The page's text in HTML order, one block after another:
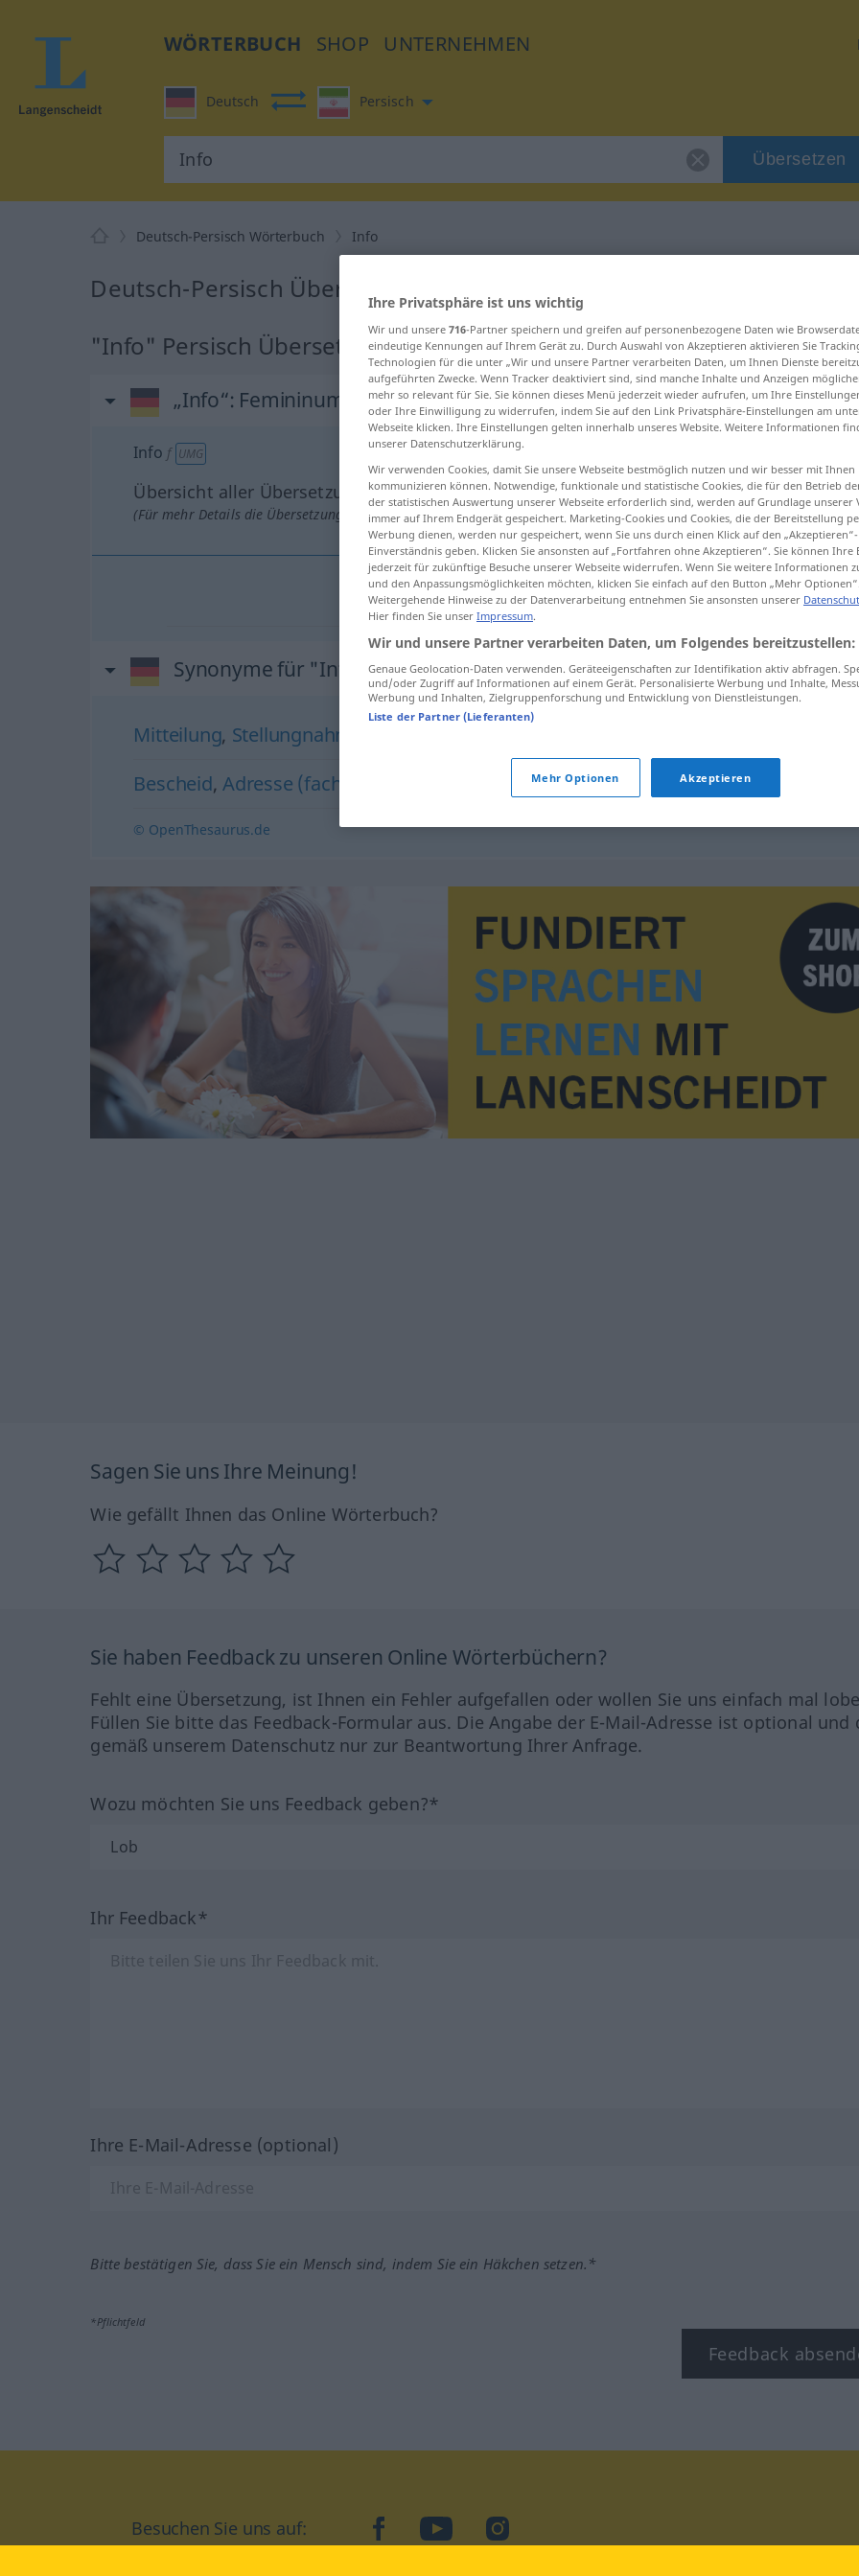
WÖRTERBUCH SHOP UNTERNEHMEN
Deutsch Persisch
Übersetzen
Deutsch-Persisch Wörterbuch Info
Deutsch-Persisch Übersetzung für "Info"
"Info" Persisch Übersetzung
„Info“: Femininum
Info f UMG
Übersicht aller Übersetzungen
(Für mehr Details die Übersetzung anklicken/antippen)
InfoUMG → siehe „Information“
Synonyme für "Info"
Mitteilung, Stellungnahme
Bescheid,Adresse (fachspr.) ,Statement
© OpenThesaurus.de
Sagen Sie uns Ihre Meinung!
Wie gefällt Ihnen das Online Wörterbuch?
Sie haben Feedback zu unseren Online Wörterbüchern?
Fehlt eine Übersetzung, ist Ihnen ein Fehler aufgefallen oder wollen Sie uns einfach mal
Füllen Sie bitte das Feedback-Formular aus. Die Angabe der E-Mail-Adresse ist optional und
gemäß unserem Datenschutz nur zur Beantwortung Ihrer Anfrage.
Wozu möchten Sie uns Feedback geben?*
Ihr Feedback*
Ihre E-Mail-Adresse (optional)
Bitte bestätigen Sie, dass Sie ein Mensch sind, indem Sie ein Häkchen setzen.*
*Pflichtfeld
Feedback
Besuchen Sie uns auf: facebookYouTubeInstagram
Ihre Privatsphäre ist uns wichtig
Wir und unsere 716-Partner speichern und greifen auf personenbezogene Daten wie
eindeutige Kennungen auf Ihrem Gerät zu. Durch Auswahl von Akzeptieren aktivieren Sie
Technologien für die unter „Wir und unsere Partner verarbeiten Daten, um Ihnen Dienste
aufgeführten Zwecke. Wenn Tracker deaktiviert sind, sind manche Inhalte und Anzeigen
mehr so relevant für Sie. Sie können dieses Menü jederzeit wieder aufrufen, um Ihre
oder Ihre Einwilligung zu widerrufen, indem Sie auf den Link Privatsphäre-Einstellungen am
Webseite klicken. Ihre Einstellungen gelten innerhalb unseres Website. Weitere Informationen
unserer Datenschutzerklärung.
Wir verwenden Cookies, damit Sie unsere Webseite bestmöglich nutzen und wir besser mit Ihnen
kommunizieren können. Notwendige, funktionale und statistische Cookies, die für den Betrieb
der statistischen Auswertung unserer Webseite erforderlich sind, werden auf Grundlage unserer
immer auf Ihrem Endgerät gespeichert. Marketing-Cookies und Cookies, die der Bereitstellung
Werbung dienen, werden nur gespeichert, wenn Sie uns durch einen Klick auf den
Einverständnis geben. Klicken Sie ansonsten auf „Fortfahren ohne Akzeptieren“. Sie können
jederzeit für zukünftige Besuche unserer Webseite widerrufen. Wenn Sie weitere Informationen
und den Anpassungsmöglichkeiten möchten, klicken Sie einfach auf den Button „Mehr
Weitergehende Hinweise zu der Datenverarbeitung entnehmen Sie ansonsten unserer
Hier finden Sie unser Impressum.
Wir und unsere Partner verarbeiten Daten, um Folgendes bereitzustellen:
Genaue Geolocation-Daten verwenden. Geräteeigenschaften zur Identifikation aktiv abfragen.
und/oder Zugriff auf Informationen auf einem Gerät. Personalisierte Werbung und Inhalte,
Werbung und Inhalten, Zielgruppenforschung und Entwicklung von Dienstleistungen.
Liste der Partner (Lieferanten)
Mehr Optionen Akzeptieren